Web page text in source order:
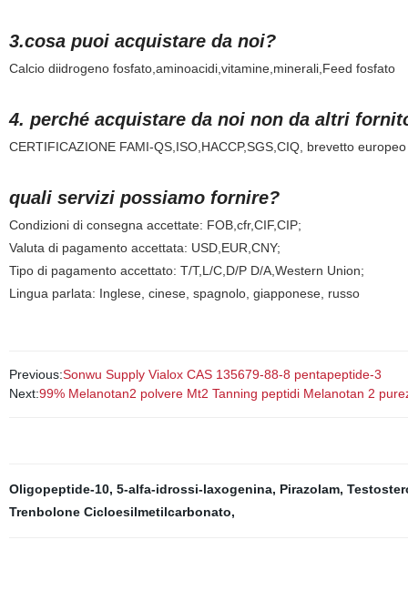
3.cosa puoi acquistare da noi?
Calcio diidrogeno fosfato,aminoacidi,vitamine,minerali,Feed fosfato
4. perché acquistare da noi non da altri
CERTIFICAZIONE FAMI-QS,ISO,HACCP,SGS,CIQ, brevetto
quali servizi possiamo fornire?
Condizioni di consegna accettate: FOB,cfr,CIF,CIP;
Valuta di pagamento accettata: USD,EUR,CNY;
Tipo di pagamento accettato: T/T,L/C,D/P D/A,Western Union;
Lingua parlata: Inglese, cinese, spagnolo, giapponese, russo
Previous:Sonwu Supply Vialox CAS 135679-88-8 pentapeptide-3
Next:99% Melanotan2 polvere Mt2 Tanning peptidi Melanotan 2
Oligopeptide-10, 5-alfa-idrossi-laxogenina, Pirazolam,
Trenbolone Cicloesilmetilcarbonato,